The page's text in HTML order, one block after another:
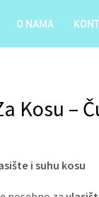
O NAMA
Kosu –
i suhu kosu